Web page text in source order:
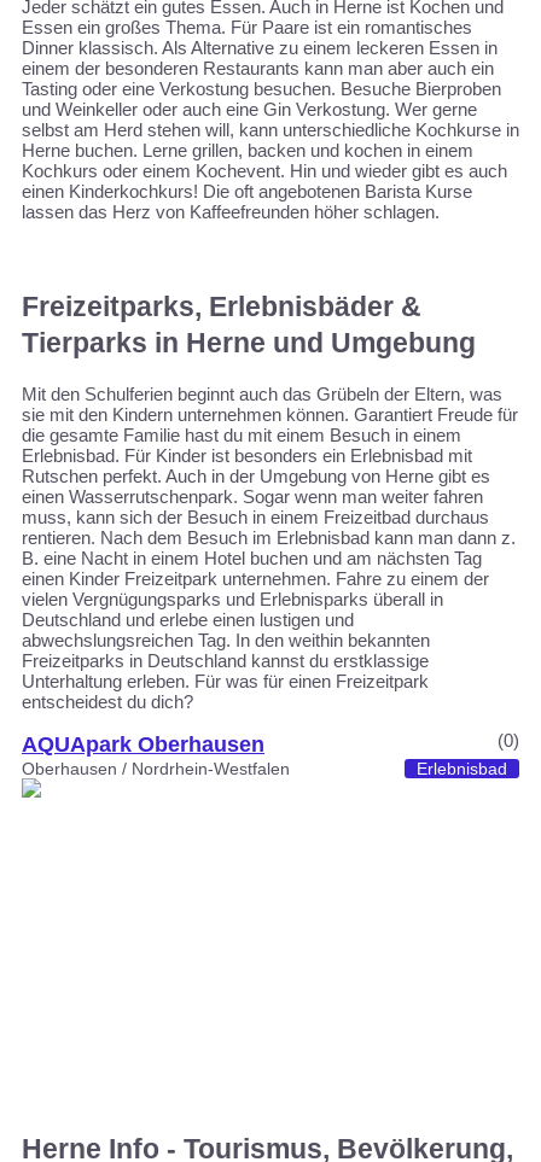
Jeder schätzt ein gutes Essen. Auch in Herne ist Kochen und
Essen ein großes Thema. Für Paare ist ein romantisches
Dinner klassisch. Als Alternative zu einem leckeren Essen in
einem der besonderen Restaurants kann man aber auch ein
Tasting oder eine Verkostung besuchen. Besuche Bierproben
und Weinkeller oder auch eine Gin Verkostung. Wer gerne
selbst am Herd stehen will, kann unterschiedliche Kochkurse in
Herne buchen. Lerne grillen, backen und kochen in einem
Kochkurs oder einem Kochevent. Hin und wieder gibt es auch
einen Kinderkochkurs! Die oft angebotenen Barista Kurse
lassen das Herz von Kaffeefreunden höher schlagen.
Freizeitparks, Erlebnisbäder &
Tierparks in Herne und Umgebung
Mit den Schulferien beginnt auch das Grübeln der Eltern, was
sie mit den Kindern unternehmen können. Garantiert Freude für
die gesamte Familie hast du mit einem Besuch in einem
Erlebnisbad. Für Kinder ist besonders ein Erlebnisbad mit
Rutschen perfekt. Auch in der Umgebung von Herne gibt es
einen Wasserrutschenpark. Sogar wenn man weiter fahren
muss, kann sich der Besuch in einem Freizeitbad durchaus
rentieren. Nach dem Besuch im Erlebnisbad kann man dann z.
B. eine Nacht in einem Hotel buchen und am nächsten Tag
einen Kinder Freizeitpark unternehmen. Fahre zu einem der
vielen Vergnügungsparks und Erlebnisparks überall in
Deutschland und erlebe einen lustigen und
abwechslungsreichen Tag. In den weithin bekannten
Freizeitparks in Deutschland kannst du erstklassige
Unterhaltung erleben. Für was für einen Freizeitpark
entscheidest du dich?
AQUApark Oberhausen (0)
Oberhausen / Nordrhein-Westfalen Erlebnisbad
Herne Info - Tourismus, Bevölkerung,